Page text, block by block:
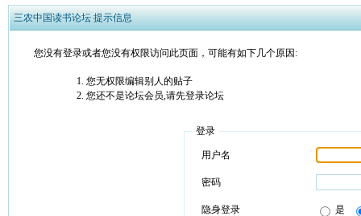
三农中国读书论坛 提示信息
您没有登录或者您没有权限访问此页面，可能有如下几个原因:
您无权限编辑别人的贴子
您还不是论坛会员,请先登录论坛
登录
用户名
密码
隐身登录 是